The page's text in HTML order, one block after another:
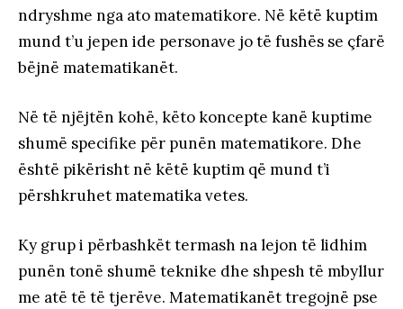
ndryshme nga ato matematikore. Në këtë kuptim
mund t’u jepen ide personave jo të fushës se çfarë
bëjnë matematikanët.
Në të njëjtën kohë, këto koncepte kanë kuptime
shumë specifike për punën matematikore. Dhe
është pikërisht në këtë kuptim që mund t’i
përshkruhet matematika vetes.
Ky grup i përbashkët termash na lejon të lidhim
punën tonë shumë teknike dhe shpesh të mbyllur
me atë të të tjerëve. Matematikanët tregojnë pse